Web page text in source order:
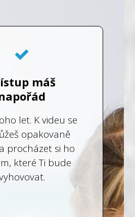
máš
let. K videu se
opakovaně
procházet si ho
které Ti bude